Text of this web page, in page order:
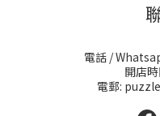
電話 /
開店
電郵: